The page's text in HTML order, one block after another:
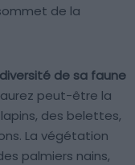
de la
diversité de sa faune
aurez peut-être la
des belettes,
La végétation
palmiers nains,